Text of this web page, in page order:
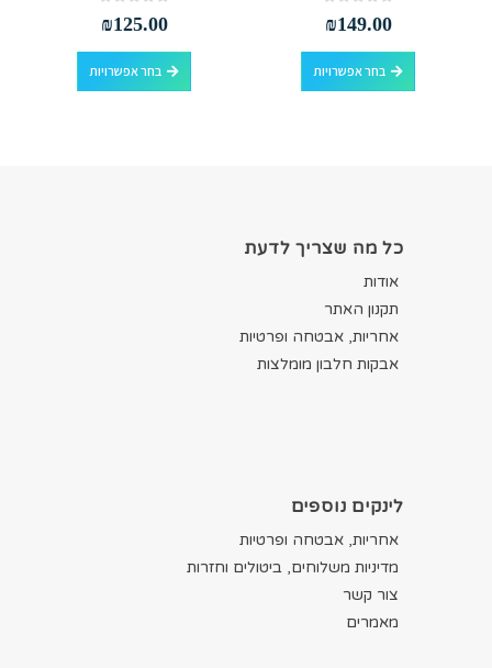
₪149.00
בחר אפשרויות
למוצר זה יש מספר סוגים. ניתן לבחור את האפשרויות בעמוד המוצר
₪125.00
בחר אפשרויות
למוצר זה יש מספר סוגים. ניתן לבחור את האפשרויות בעמוד המוצר
כל מה שצריך לדעת
אודות
תקנון האתר
אחריות, אבטחה ופרטיות
אבקות חלבון מומלצות
לינקים נוספים
אחריות, אבטחה ופרטיות
מדיניות משלוחים, ביטולים וחזרות
צור קשר
מאמרים